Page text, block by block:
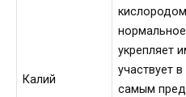
Калий
укрепляет
участвует
самым